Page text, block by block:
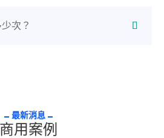
次？
最新消息
商用案例